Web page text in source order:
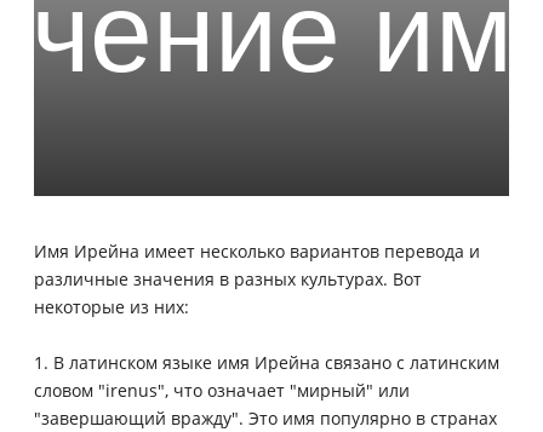
Имя Ирейна имеет несколько вариантов перевода и
различные значения в разных культурах. Вот
некоторые из них:
1. В латинском языке имя Ирейна связано с латинским
словом "irenus", что означает "мирный" или
"завершающий вражду". Это имя популярно в странах